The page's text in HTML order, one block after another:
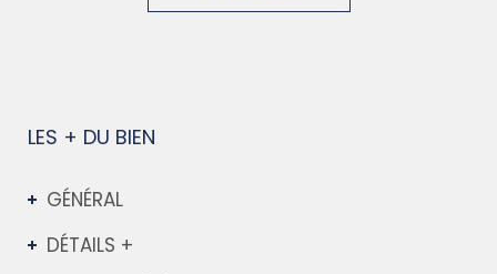
LES + DU BIEN
GÉNÉRAL
DÉTAILS +